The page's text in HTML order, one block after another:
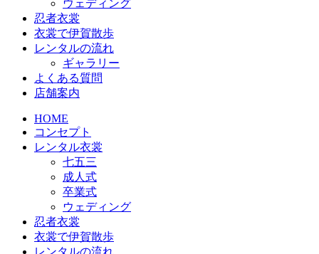
ウェディング
忍者衣裳
衣裳で伊賀散歩
レンタルの流れ
ギャラリー
よくある質問
店舗案内
HOME
コンセプト
レンタル衣裳
七五三
成人式
卒業式
ウェディング
忍者衣裳
衣裳で伊賀散歩
レンタルの流れ